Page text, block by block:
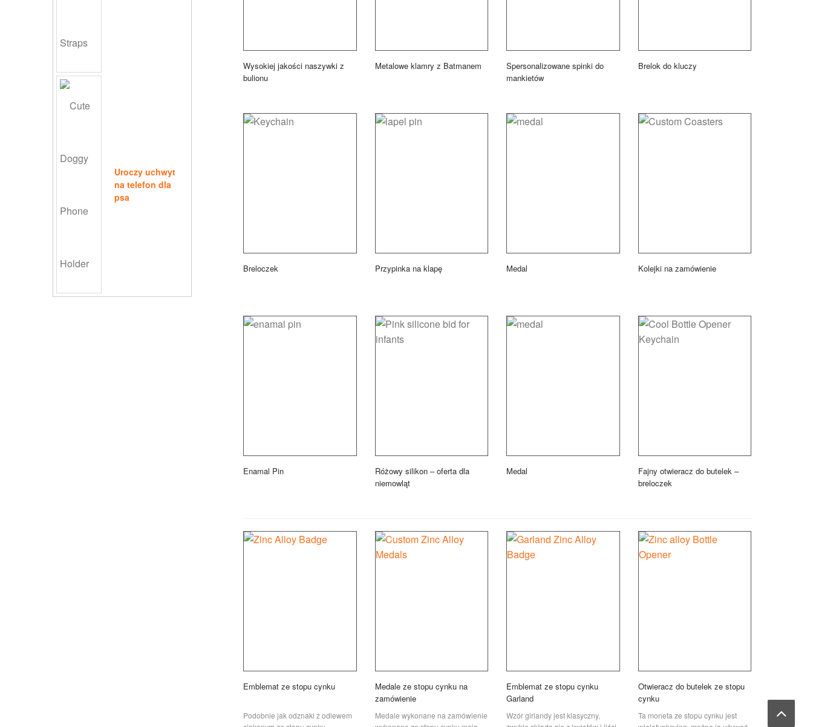
Uroczy uchwyt
na telefon dla
psa
Wysokiej jakości naszywki z
bulionu
Metalowe klamry z Batmanem
Spersonalizowane spinki do
mankietów
Brelok do kluczy
Breloczek Przypinka na klapę Medal Kolejki na zamówienie
Enamal Pin
Różowy silikon – oferta dla
niemowląt
Medal
Fajny otwieracz do butelek –
breloczek
Emblemat ze stopu cynku
Podobnie jak odznaki z odlewem
Medale ze stopu cynku na
zamówienie
Medale wykonane na zamówienie
Emblemat ze stopu cynku
Garland
Wzór girlandy jest klasyczny,
Otwieracz do butelek ze stopu
cynku
Ta moneta ze stopu cynku jest